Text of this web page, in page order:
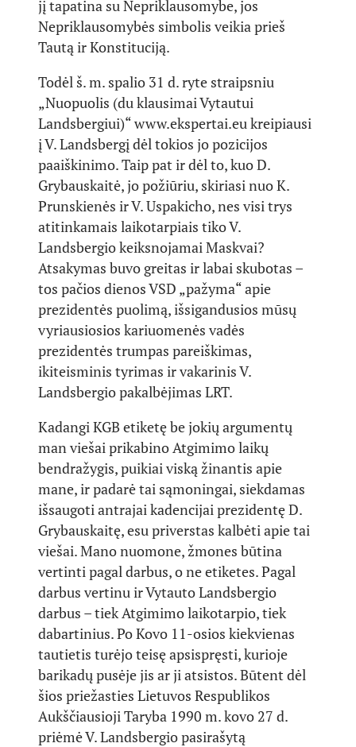
jį tapatina su Nepriklausomybe, jos
Nepriklausomybės simbolis veikia prieš
Tautą ir Konstituciją.
Todėl š. m. spalio 31 d. ryte straipsniu
„Nuopuolis (du klausimai Vytautui
Landsbergiui)“ www.ekspertai.eu kreipiausi
į V. Landsbergį dėl tokios jo pozicijos
paaiškinimo. Taip pat ir dėl to, kuo D.
Grybauskaitė, jo požiūriu, skiriasi nuo K.
Prunskienės ir V. Uspakicho, nes visi trys
atitinkamais laikotarpiais tiko V.
Landsbergio keiksnojamai Maskvai?
Atsakymas buvo greitas ir labai skubotas –
tos pačios dienos VSD „pažyma“ apie
prezidentės puolimą, išsigandusios mūsų
vyriausiosios kariuomenės vadės
prezidentės trumpas pareiškimas,
ikiteisminis tyrimas ir vakarinis V.
Landsbergio pakalbėjimas LRT.
Kadangi KGB etiketę be jokių argumentų
man viešai prikabino Atgimimo laikų
bendražygis, puikiai viską žinantis apie
mane, ir padarė tai sąmoningai, siekdamas
išsaugoti antrajai kadencijai prezidentę D.
Grybauskaitę, esu priverstas kalbėti apie tai
viešai. Mano nuomone, žmones būtina
vertinti pagal darbus, o ne etiketes. Pagal
darbus vertinu ir Vytauto Landsbergio
darbus – tiek Atgimimo laikotarpio, tiek
dabartinius. Po Kovo 11-osios kiekvienas
tautietis turėjo teisę apsispręsti, kurioje
barikadų pusėje jis ar ji atsistos. Būtent dėl
šios priežasties Lietuvos Respublikos
Aukščiausioji Taryba 1990 m. kovo 27 d.
priėmė V. Landsbergio pasirašytą